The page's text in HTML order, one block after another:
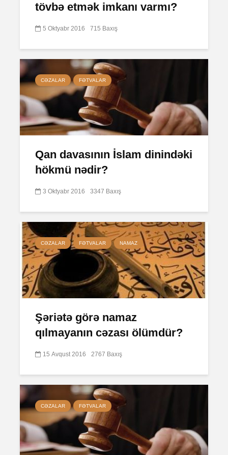
tövbə etmək imkanı varmı?
5 Oktyabr 2016 715 Baxış
CƏZALAR FƏTVALAR
Qan davasının İslam dinindəki
hökmü nədir?
3 Oktyabr 2016 3347 Baxış
CƏZALAR FƏTVALAR NAMAZ
Şəriətə görə namaz
qılmayanın cəzası ölümdür?
15 Avqust 2016 2767 Baxış
CƏZALAR FƏTVALAR